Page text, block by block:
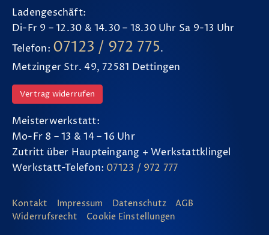
Ladengeschäft:
Di-Fr 9 – 12.30 & 14.30 – 18.30 Uhr Sa 9-13 Uhr
Telefon: 07123 / 972 775.
Metzinger Str. 49, 72581 Dettingen
Vertrag widerrufen
Meisterwerkstatt:
Mo-Fr 8 – 13 & 14 – 16 Uhr
Zutritt über Haupteingang + Werkstattklingel
Werkstatt-Telefon: 07123 / 972 777
Kontakt Impressum Datenschutz
AGB
Widerrufsrecht
Cookie Einstellungen